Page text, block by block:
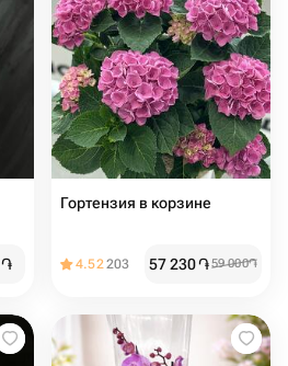
֏
Гортензия в корзине
4.52203 57 230֏59 000֏